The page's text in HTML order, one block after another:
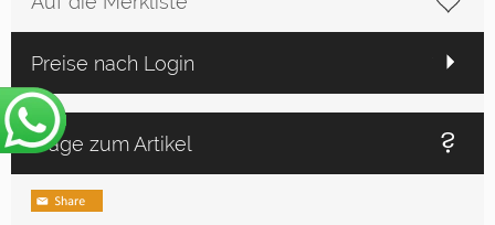
Preise nach Login
Frage zum Artikel